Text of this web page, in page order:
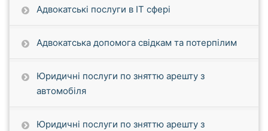
Адвокатські послуги в IT сфері
Адвокатська допомога свідкам та потерпілим
Юридичні послуги по зняттю арешту з
автомобіля
Юридичні послуги по зняттю арешту з